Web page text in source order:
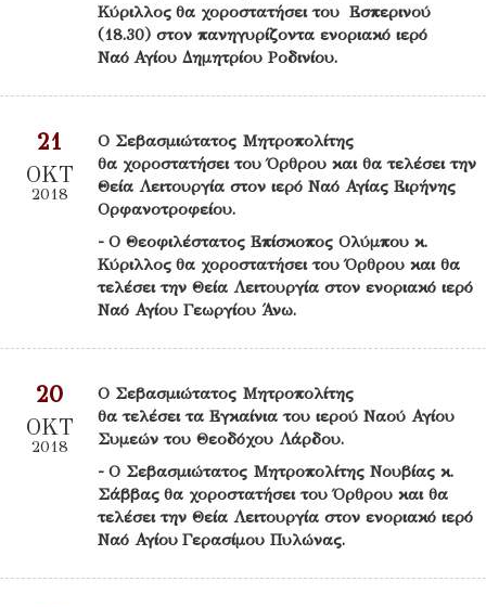
Κύριλλος θα χοροστατήσει του Εσπερινού
(18.30) στον πανηγυρίζοντα ενοριακό ιερό
Ναό Αγίου Δημητρίου Ροδινίου.
21
ΟΚΤ
2018
Ο Σεβασμιώτατος Μητροπολίτης
θα χοροστατήσει του Όρθρου και θα τελέσει την
Θεία Λειτουργία στον ιερό Ναό Αγίας Ειρήνης
Ορφανοτροφείου.
- Ο Θεοφιλέστατος Επίσκοπος Ολύμπου κ.
Κύριλλος θα χοροστατήσει του Όρθρου και θα
τελέσει την Θεία Λειτουργία στον ενοριακό ιερό
Ναό Αγίου Γεωργίου Άνω.
20
ΟΚΤ
2018
Ο Σεβασμιώτατος Μητροπολίτης
θα τελέσει τα Εγκαίνια του ιερού Ναού Αγίου
Συμεών του Θεοδόχου Λάρδου.
- Ο Σεβασμιώτατος Μητροπολίτης Νουβίας κ.
Σάββας θα χοροστατήσει του Όρθρου και θα
τελέσει την Θεία Λειτουργία στον ενοριακό ιερό
Ναό Αγίου Γερασίμου Πυλώνας.